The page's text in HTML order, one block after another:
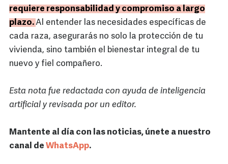
requiere responsabilidad y compromiso a largo
plazo.Al entender las necesidades específicas de
cada raza, asegurarás no solo la protección de tu
vivienda, sino también el bienestar integral de tu
nuevo y fiel compañero.
Esta nota fue redactada con ayuda de inteligencia
artificial y revisada por un editor.
Mantente al día con las noticias, únete a nuestro
canal de WhatsApp.